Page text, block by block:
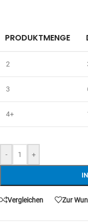
- +
PRODUKTMENGE
2
3
4+
Vergleichen Zur